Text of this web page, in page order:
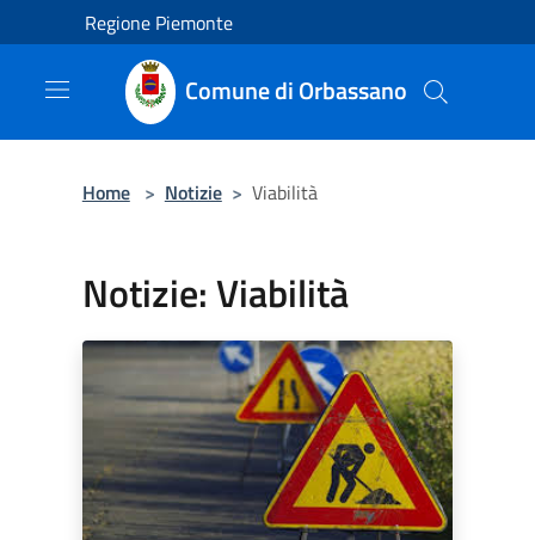
Salta al contenuto principale
Regione Piemonte
Comune di Orbassano
Home > Notizie > Viabilità
Notizie: Viabilità